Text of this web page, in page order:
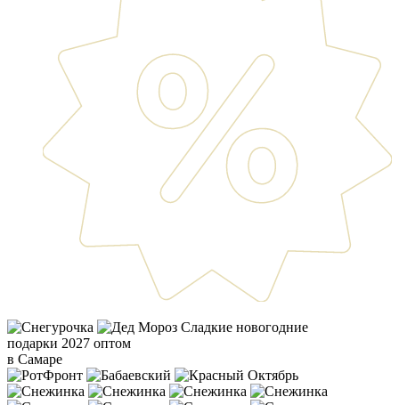
Сладкие новогодние
подарки 2027 оптом
в Самаре